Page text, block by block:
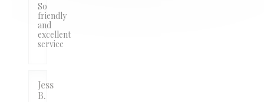
So
friendly
and
excellent
service
Jess
B